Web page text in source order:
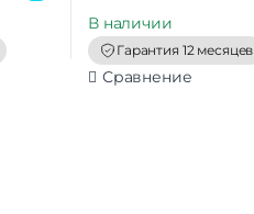
o
В наличии
Гарантия 12 месяцев
Сравнение